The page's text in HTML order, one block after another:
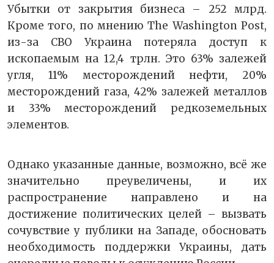
Убытки от закрытия бизнеса – 252 млрд.
Кроме того, по мнению The Washington Post,
из-за СВО Украина потеряла доступ к
ископаемым на 12,4 трлн. Это 63% залежей
угля, 11% месторождений нефти, 20%
месторождений газа, 42% залежей металлов
и 33% месторождений редкоземельных
элементов.
Однако указанные данные, возможно, всё же
значительно преувеличены, и их
распространение направлено и на
достижение политических целей – вызвать
сочувствие у публики на Западе, обосновать
необходимость поддержки Украины, дать